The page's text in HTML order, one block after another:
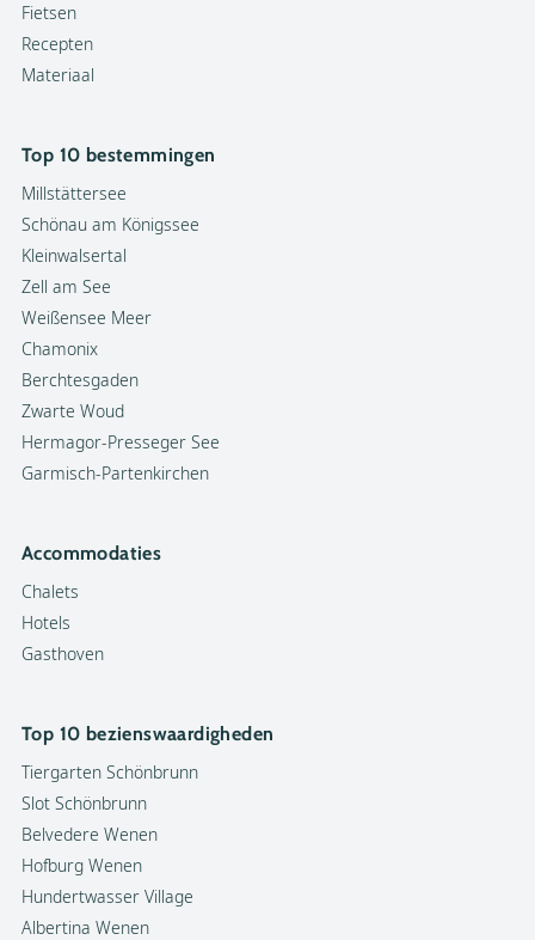
Fietsen
Recepten
Materiaal
Top 10 bestemmingen
Millstättersee
Schönau am Königssee
Kleinwalsertal
Zell am See
Weißensee Meer
Chamonix
Berchtesgaden
Zwarte Woud
Hermagor-Presseger See
Garmisch-Partenkirchen
Accommodaties
Chalets
Hotels
Gasthoven
Top 10 bezienswaardigheden
Tiergarten Schönbrunn
Slot Schönbrunn
Belvedere Wenen
Hofburg Wenen
Hundertwasser Village
Albertina Wenen